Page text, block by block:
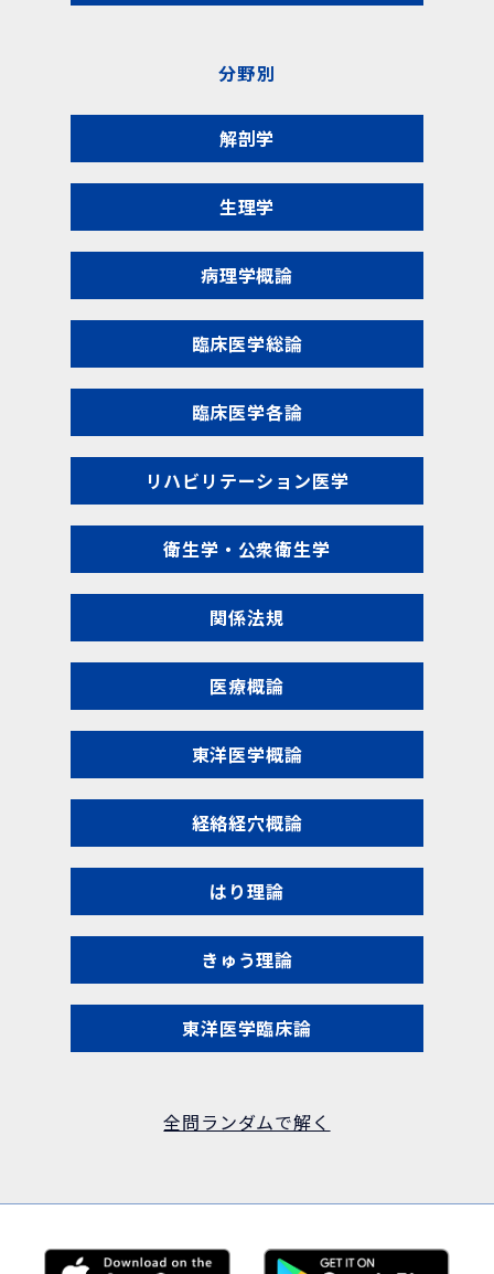
分野別
解剖学
生理学
病理学概論
臨床医学総論
臨床医学各論
リハビリテーション医学
衛生学・公衆衛生学
関係法規
医療概論
東洋医学概論
経絡経穴概論
はり理論
きゅう理論
東洋医学臨床論
全問ランダムで解く